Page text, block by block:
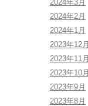
2024年3月
2024年2月
2024年1月
2023年12月
2023年11月
2023年10月
2023年9月
2023年8月